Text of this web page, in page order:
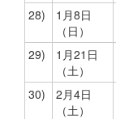
28)
1月8日
（日）
29)
1月21日
（土）
30)
2月4日
（土）